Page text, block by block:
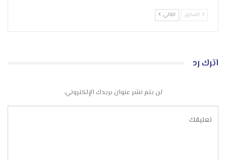
السابق التالي
اترك رد
لن يتم نشر عنوان بريدك الإلكتروني.